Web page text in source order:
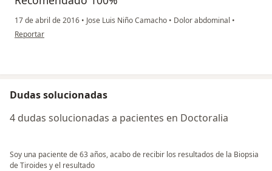
17 de abril de 2016 • Jose Luis Niño Camacho • Dolor abdominal •
en opinión del usuario paciente
Reportar
Dudas solucionadas
4 dudas solucionadas a pacientes en Doctoralia
Soy una paciente de 63 años, acabo de recibir los resultados de la Biopsia
de Tiroides y el resultado